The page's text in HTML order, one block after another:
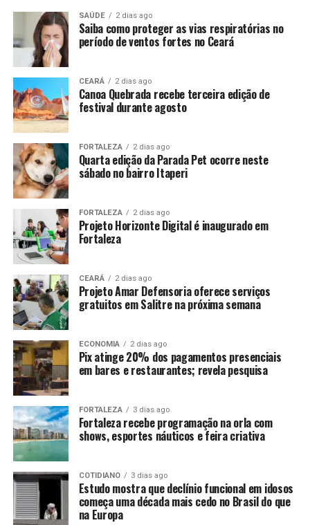
SAÚDE 2 dias ago
Saiba como proteger as vias respiratórias no
período de ventos fortes no Ceará
CEARÁ 2 dias ago
Canoa Quebrada recebe terceira edição de
festival durante agosto
FORTALEZA 2 dias ago
Quarta edição da Parada Pet ocorre neste
sábado no bairro Itaperi
FORTALEZA 2 dias ago
Projeto Horizonte Digital é inaugurado em
Fortaleza
CEARÁ 2 dias ago
Projeto Amar Defensoria oferece serviços
gratuitos em Salitre na próxima semana
ECONOMIA 2 dias ago
Pix atinge 20% dos pagamentos presenciais
em bares e restaurantes; revela pesquisa
FORTALEZA 3 dias ago
Fortaleza recebe programação na orla com
shows, esportes náuticos e feira criativa
COTIDIANO 3 dias ago
Estudo mostra que declínio funcional em idosos
começa uma década mais cedo no Brasil do que
na Europa